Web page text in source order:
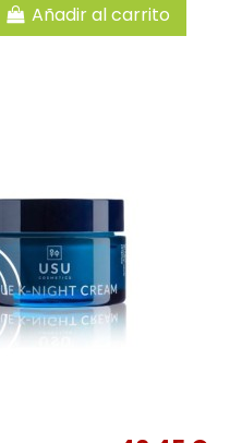
Añadir al carrito